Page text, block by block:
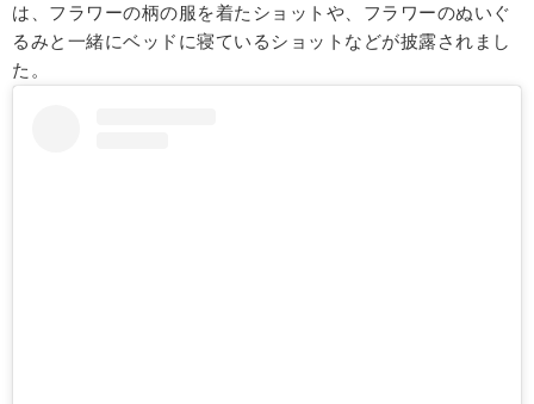
は、フラワーの柄の服を着たショットや、フラワーのぬいぐ
るみと一緒にベッドに寝ているショットなどが披露されまし
た。